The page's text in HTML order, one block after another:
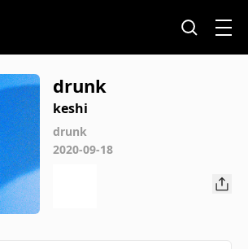
drunk
keshi
drunk
2020-09-18